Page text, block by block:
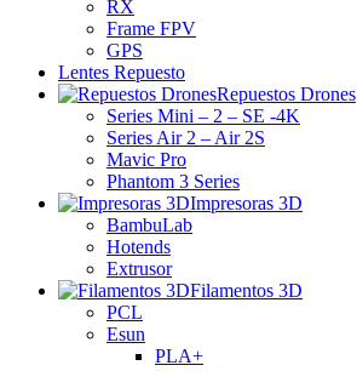
RX
Frame FPV
GPS
Lentes Repuesto
Repuestos Drones
Series Mini – 2 – SE -4K
Series Air 2 – Air 2S
Mavic Pro
Phantom 3 Series
Impresoras 3D
BambuLab
Hotends
Extrusor
Filamentos 3D
PCL
Esun
PLA+